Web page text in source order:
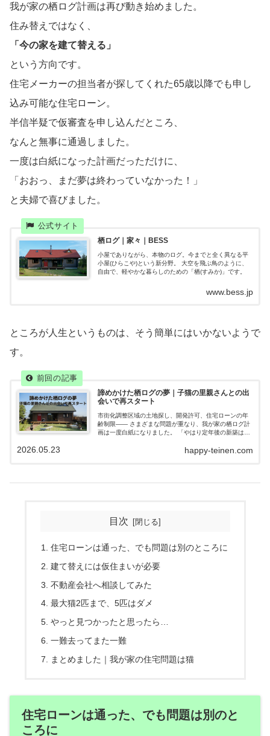
我が家の栖ログ計画は再び動き始めました。
住み替えではなく、
「今の家を建て替える」
という方向です。
住宅メーカーの担当者が探してくれた65歳以降でも申し
込み可能な住宅ローン。
半信半疑で仮審査を申し込んだところ、
なんと無事に通過しました。
一度は白紙になった計画だっただけに、
「おおっ、まだ夢は終わっていなかった！」
と夫婦で喜びました。
栖ログ｜家々｜BESS
小屋でありながら、本物のログ。今までと全く異なる平
小屋(ひらこや)という新分野。 大空を飛ぶ鳥のように、
自由で、軽やかな暮らしのための「栖(すみか)」です。
www.bess.jp
ところが人生というものは、そう簡単にはいかないようで
す。
諦めかけた栖ログの夢｜子猫の里親さんとの出
会いで再スタート
市街化調整区域の土地探し、開発許可、住宅ローンの年
齢制限―― さまざまな問題が重なり、我が家の栖ログ計
画は一度白紙になりました。 「やはり定年後の新築は難
の住宅に住み続ける方向で考え始めていました。
happy-teinen.com
2026.05.23
目次
住宅ローンは通った、でも問題は別のところに
建て替えには仮住まいが必要
不動産会社へ相談してみた
最大猫2匹まで、5匹はダメ
やっと見つかったと思ったら…
一難去ってまた一難
まとめました｜我が家の住宅問題は猫
住宅ローンは通った、でも問題は別のと
ころに